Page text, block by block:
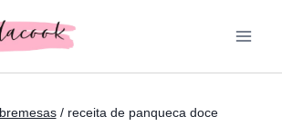
/ receita de panqueca doce